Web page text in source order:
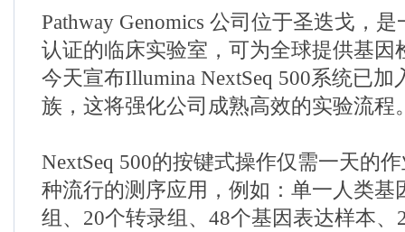
Pathway Genomics 公司位于圣迭戈，
认证的临床实验室，可为全球提供基因
今天宣布Illumina NextSeq 500系统已加
族，这将强化公司成熟高效的实验流程
NextSeq 500的按键式操作仅需一天的
种流行的测序应用，例如：单一人类基
组、20个转录组、48个基因表达样本、